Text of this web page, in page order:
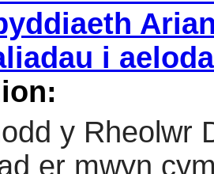
i
y Rheolwr
er mwyn